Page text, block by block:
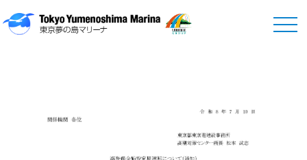
News
お知らせ